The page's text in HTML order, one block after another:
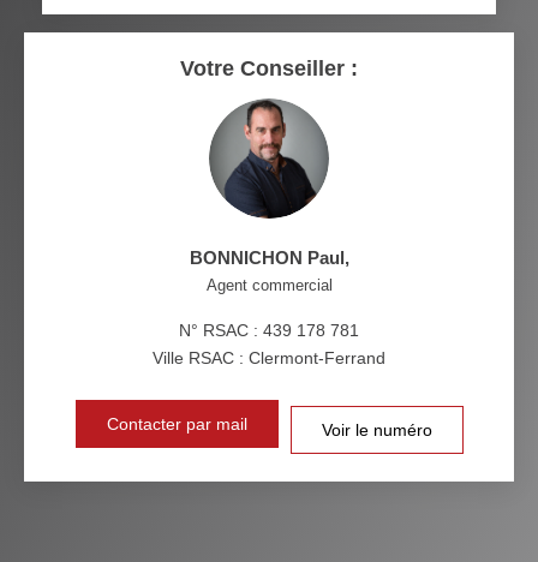
RESTAURANTS ET CAFÉS COMMERCES
Votre Conseiller :
BONNICHON Paul,
Agent commercial
N° RSAC : 439 178 781
Ville RSAC : Clermont-Ferrand
Contacter par mail Voir le numéro